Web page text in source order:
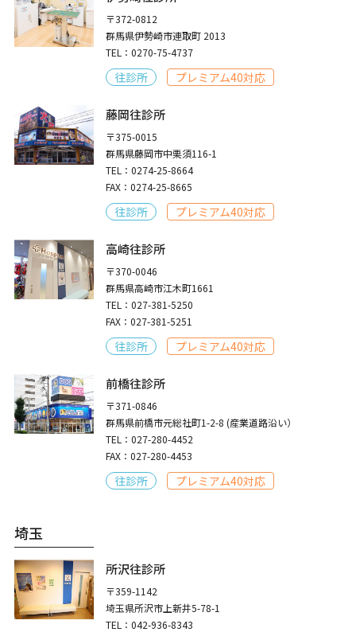
〒372-0812
群馬県伊勢崎市連取町 2013
TEL：0270-75-4737
往診所 プレミアム40対応
藤岡往診所
〒375-0015
群馬県藤岡市中栗須116-1
TEL：0274-25-8664
FAX：0274-25-8665
往診所 プレミアム40対応
高崎往診所
〒370-0046
群馬県高崎市江木町1661
TEL：027-381-5250
FAX：027-381-5251
往診所 プレミアム40対応
前橋往診所
〒371-0846
群馬県前橋市元総社町1-2-8 (産業道路沿い）
TEL：027-280-4452
FAX：027-280-4453
往診所 プレミアム40対応
埼玉
所沢往診所
〒359-1142
埼玉県所沢市上新井5-78-1
TEL：042-936-8343